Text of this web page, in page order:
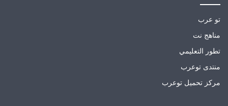
تو عرب
مناهج نت
تطور التعليمي
منتدى توعرب
مركز تحميل توعرب